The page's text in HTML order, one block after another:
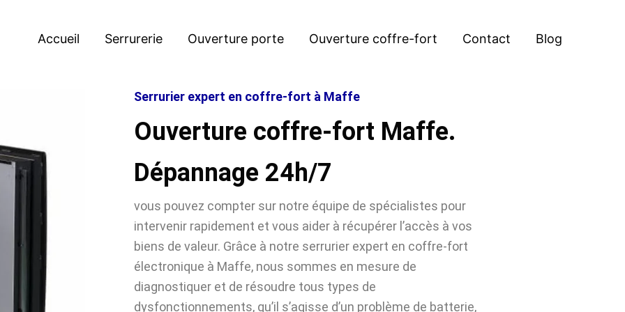
Accueil Serrurerie Ouverture porte Ouverture coffre-fort Contact Blog
Serrurier expert en coffre-fort à Maffe
Ouverture coffre-fort Maffe.
Dépannage 24h/7
vous pouvez compter sur notre équipe de spécialistes pour
intervenir rapidement et vous aider à récupérer l’accès à vos
biens de valeur. Grâce à notre serrurier expert en coffre-fort
électronique à Maffe, nous sommes en mesure de
diagnostiquer et de résoudre tous types de
dysfonctionnements, qu’il s’agisse d’un problème de batterie,